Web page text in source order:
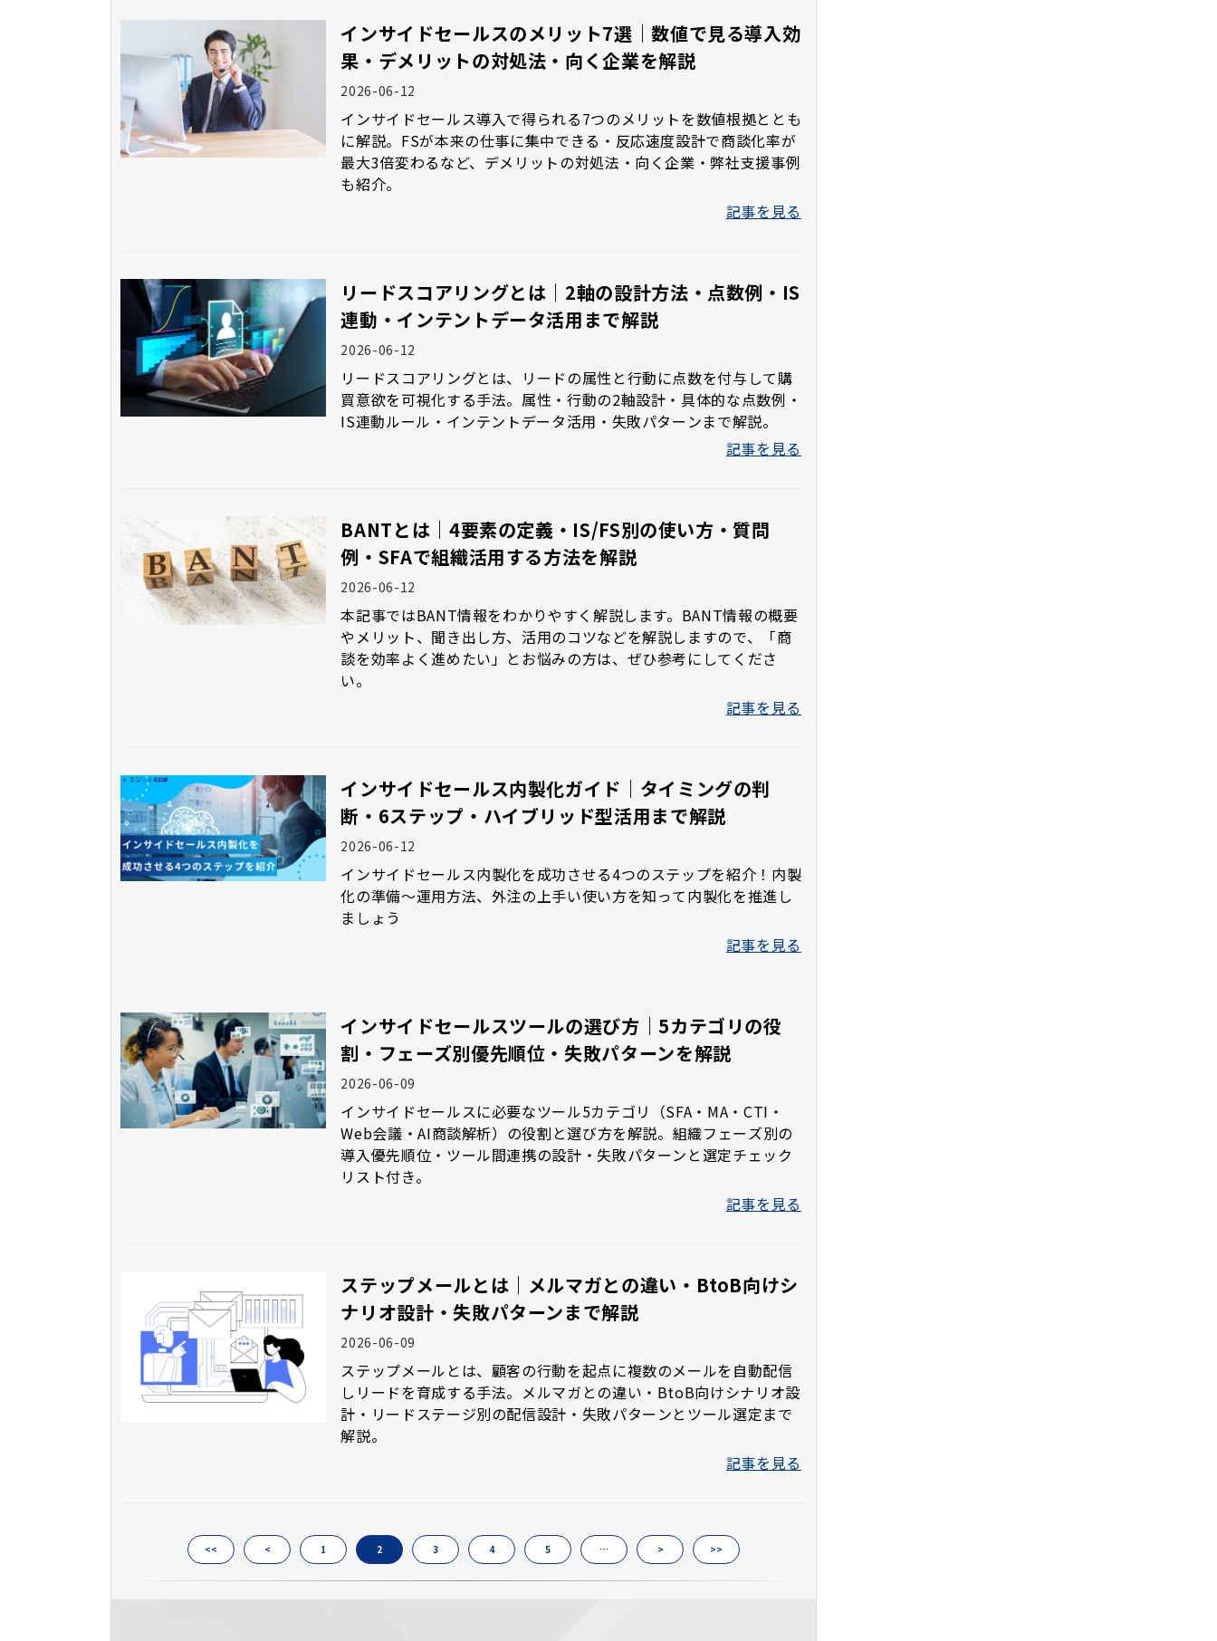
インサイドセールスのメリット7選｜数値で見る導入効
果・デメリットの対処法・向く企業を解説
2026-06-12
インサイドセールス導入で得られる7つのメリットを数値根拠ととも
に解説。FSが本来の仕事に集中できる・反応速度設計で商談化率が
最大3倍変わるなど、デメリットの対処法・向く企業・弊社支援事例
も紹介。
記事を見る
リードスコアリングとは｜2軸の設計方法・点数例・IS
連動・インテントデータ活用まで解説
2026-06-12
リードスコアリングとは、リードの属性と行動に点数を付与して購
買意欲を可視化する手法。属性・行動の2軸設計・具体的な点数例・
IS連動ルール・インテントデータ活用・失敗パターンまで解説。
記事を見る
BANTとは｜4要素の定義・IS/FS別の使い方・質問
例・SFAで組織活用する方法を解説
2026-06-12
本記事ではBANT情報をわかりやすく解説します。BANT情報の概要
やメリット、聞き出し方、活用のコツなどを解説しますので、「商
談を効率よく進めたい」とお悩みの方は、ぜひ参考にしてくださ
い。
記事を見る
インサイドセールス内製化ガイド｜タイミングの判
断・6ステップ・ハイブリッド型活用まで解説
2026-06-12
インサイドセールス内製化を成功させる4つのステップを紹介！内製
化の準備～運用方法、外注の上手い使い方を知って内製化を推進し
ましょう
記事を見る
インサイドセールスツールの選び方｜5カテゴリの役
割・フェーズ別優先順位・失敗パターンを解説
2026-06-09
インサイドセールスに必要なツール5カテゴリ（SFA・MA・CTI・
Web会議・AI商談解析）の役割と選び方を解説。組織フェーズ別の
導入優先順位・ツール間連携の設計・失敗パターンと選定チェック
リスト付き。
記事を見る
ステップメールとは｜メルマガとの違い・BtoB向けシ
ナリオ設計・失敗パターンまで解説
2026-06-09
ステップメールとは、顧客の行動を起点に複数のメールを自動配信
しリードを育成する手法。メルマガとの違い・BtoB向けシナリオ設
計・リードステージ別の配信設計・失敗パターンとツール選定まで
解説。
記事を見る
<< < 1 2 3 4 5 … > >>